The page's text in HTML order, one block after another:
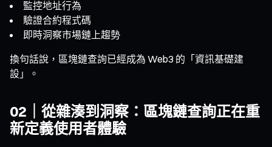
監控地址行為
驗證合約程式碼
即時洞察市場鏈上趨勢
換句話說，區塊鏈查詢已經成為 Web3 的「資訊基礎建
設」。
02｜從雜湊到洞察：區塊鏈查詢正在重
新定義使用者體驗